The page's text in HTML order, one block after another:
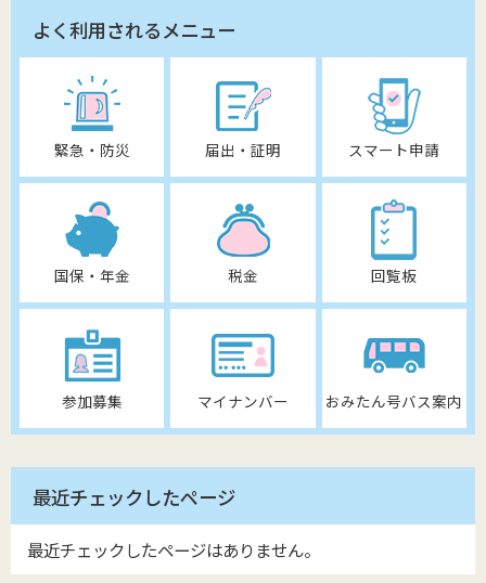
よく利用されるメニュー
緊急・防災 届出・証明 スマート申請
国保・年金 税金 回覧板
参加募集 マイナンバー おみたん号バス案内
最近チェックしたページ
最近チェックしたページはありません。